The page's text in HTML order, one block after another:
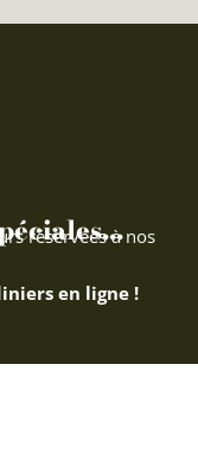
réservées à nos
en ligne !